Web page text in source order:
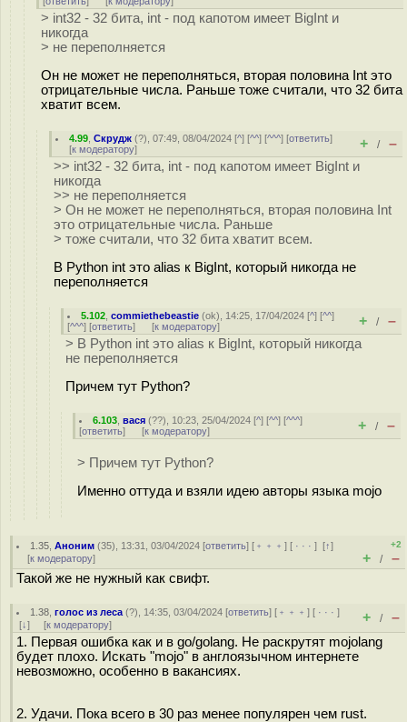
> int32 - 32 бита, int - под капотом имеет BigInt и
никогда
> не переполняется
Он не может не переполняться, вторая половина Int это
отрицательные числа. Раньше тоже считали, что 32 бита
хватит всем.
4.99 ,Скрудж (?), 07:49, 08/04/2024 [^] [^^] [^^^] [ответить]
[к модератору] + / –
>> int32 - 32 бита, int - под капотом имеет BigInt и
никогда
>> не переполняется
> Он не может не переполняться, вторая половина Int
это отрицательные числа. Раньше
> тоже считали, что 32 бита хватит всем.
В Python int это alias к BigInt, который никогда не
переполняется
5.102 ,commiethebeastie (ok), 14:25, 17/04/2024 [^] [^^]
[^^^] [ответить] [к модератору] + / –
> В Python int это alias к BigInt, который никогда
не переполняется
Причем тут Python?
6.103 ,вася (??), 10:23, 25/04/2024 [^] [^^] [^^^]
[ответить] [к модератору] + / –
> Причем тут Python?
Именно оттуда и взяли идею авторы языка mojo
1.35 ,Аноним (35), 13:31, 03/04/2024 [ответить] [ ﹢﹢﹢] [ · · ·][↑]
[к модератору]
+2
+ / –
Такой же не нужный как свифт.
1.38 ,голос из леса (?), 14:35, 03/04/2024 [ответить] [ ﹢﹢﹢] [ · · ·]
[↓] [к модератору] + / –
1. Первая ошибка как и в go/golang. Не раскрутят mojolang
будет плохо. Искать "mojo" в англоязычном интернете
невозможно, особенно в вакансиях.
2. Удачи. Пока всего в 30 раз менее популярен чем rust.